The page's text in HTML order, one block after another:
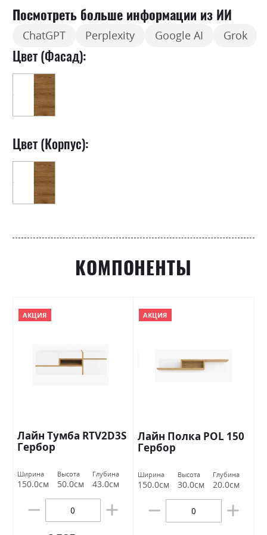
Посмотреть больше информации из ИИ
ChatGPT Perplexity Google AI Grok
Цвет (Фасад):
Цвет (Корпус):
КОМПОНЕНТЫ
АКЦИЯ
Лайн Тумба RTV2D3S
Гербор
Ширина
150.0см
Высота
50.0см
Глубина
43.0см
АКЦИЯ
Лайн Полка РОL 150
Гербор
Ширина
150.0см
Высота
30.0см
Глубина
20.0см